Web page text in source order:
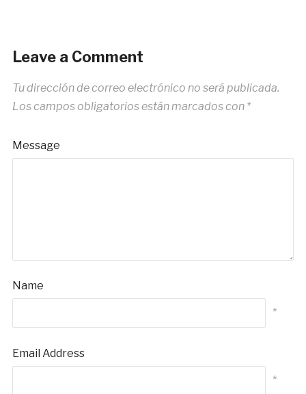
Leave a Comment
Tu dirección de correo electrónico no será publicada.
Los campos obligatorios están marcados con *
Message
Name
*
Email Address
*